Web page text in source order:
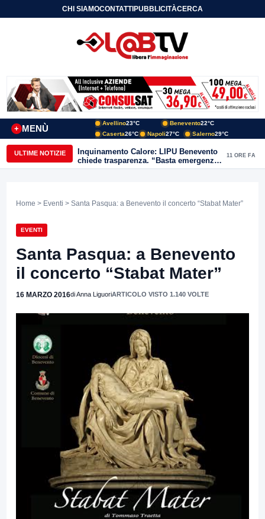
CHI SIAMOCONTATTIPUBBLICITÀCERCA
MENÙ
+
Avellino23°C Benevento22°C
Caserta26°C Napoli27°C Salerno29°C
ULTIME NOTIZIE
Inquinamento Calore: LIPU Benevento
chiede trasparenza. “Basta emergenze:
non possiamo continuare a trattare i
11 ORE FA
Home > Eventi > Santa Pasqua: a Benevento il concerto “Stabat Mater”
EVENTI
Santa Pasqua: a Benevento
il concerto “Stabat Mater”
16 MARZO 2016di Anna LiguoriARTICOLO VISTO 1.140 VOLTE